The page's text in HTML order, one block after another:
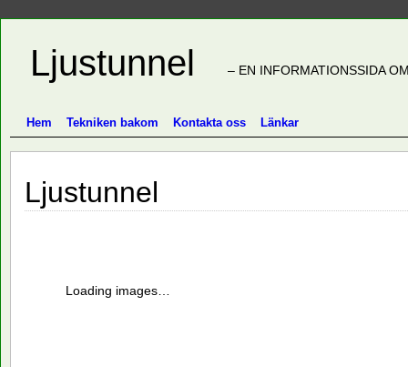
Ljustunnel – EN INFORMATIONSSIDA
Hem Tekniken bakom Kontakta oss Länkar
Ljustunnel
Loading images…